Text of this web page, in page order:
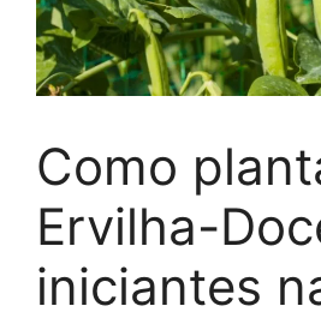
Como
Ervilha-
iniciantes